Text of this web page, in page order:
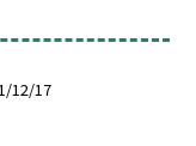
12/17